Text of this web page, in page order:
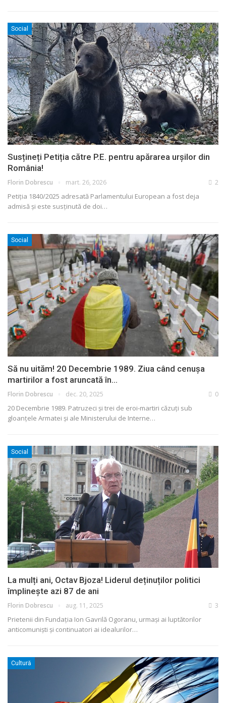
Social
Susțineți Petiția către P.E. pentru apărarea urșilor din
România!
Florin Dobrescu mart. 26, 2026 2
Petiția 1840/2025 adresată Parlamentului European a fost deja
admisă și este susținută de doi…
Social
Să nu uităm! 20 Decembrie 1989. Ziua când cenușa
martirilor a fost aruncată în…
Florin Dobrescu dec. 20, 2025 0
20 Decembrie 1989. Patruzeci și trei de eroi-martiri căzuți sub
gloanțele Armatei și ale Ministerului de Interne…
Social
La mulți ani, Octav Bjoza! Liderul deținuților politici
împlinește azi 87 de ani
Florin Dobrescu aug. 11, 2025 3
Prietenii din Fundația Ion Gavrilă Ogoranu, urmași ai luptătorilor
anticomuniști și continuatori ai idealurilor…
Cultură